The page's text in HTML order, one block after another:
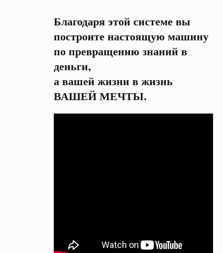
Благодаря этой системе вы
построите настоящую машину
по превращению знаний в
деньги,
а вашей жизни в жизнь
ВАШЕЙ МЕЧТЫ.